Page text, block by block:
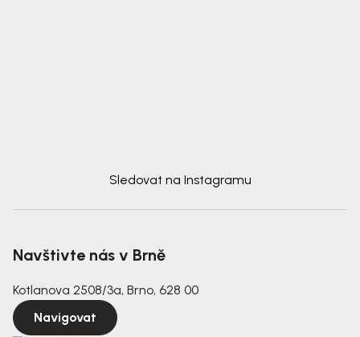
Sledovat na Instagramu
Navštivte nás v Brně
Kotlanova 2508/3a, Brno, 628 00
Navigovat